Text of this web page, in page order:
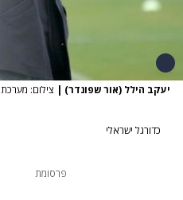
יעקב הילל (אור שפונדר) | צילום: מערכת ONE
כדורגל ישראלי
פרסומת